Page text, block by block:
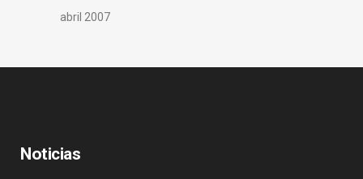
abril 2007
Noticias